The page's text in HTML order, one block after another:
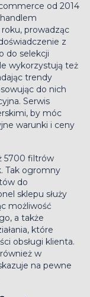
od 2014
prowadząc
z
do selekcji
wykorzystują też
trendy
do nich
Serwis
by móc
warunki i ceny
5700 filtrów
Tak ogromny
do
sklepu służy
możliwość
a także
które
obsługi klienta.
w
na pewne